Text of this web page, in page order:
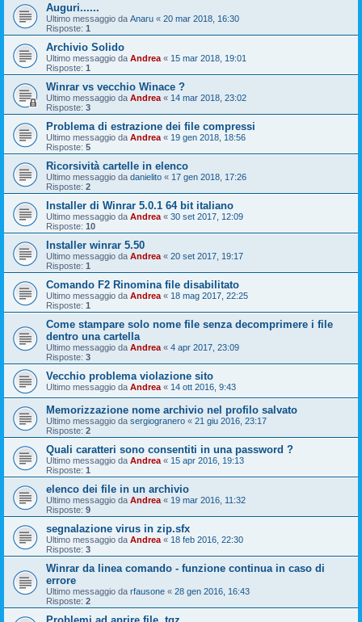
Auguri......
Ultimo messaggio da Anaru « 20 mar 2018, 16:30
Risposte: 1
Archivio Solido
Ultimo messaggio da Andrea « 15 mar 2018, 19:01
Risposte: 1
Winrar vs vecchio Winace ?
Ultimo messaggio da Andrea « 14 mar 2018, 23:02
Risposte: 3
Problema di estrazione dei file compressi
Ultimo messaggio da Andrea « 19 gen 2018, 18:56
Risposte: 5
Ricorsività cartelle in elenco
Ultimo messaggio da danielito « 17 gen 2018, 17:26
Risposte: 2
Installer di Winrar 5.0.1 64 bit italiano
Ultimo messaggio da Andrea « 30 set 2017, 12:09
Risposte: 10
Installer winrar 5.50
Ultimo messaggio da Andrea « 20 set 2017, 19:17
Risposte: 1
Comando F2 Rinomina file disabilitato
Ultimo messaggio da Andrea « 18 mag 2017, 22:25
Risposte: 1
Come stampare solo nome file senza decomprimere i file
dentro una cartella
Ultimo messaggio da Andrea « 4 apr 2017, 23:09
Risposte: 3
Vecchio problema violazione sito
Ultimo messaggio da Andrea « 14 ott 2016, 9:43
Memorizzazione nome archivio nel profilo salvato
Ultimo messaggio da sergiogranero « 21 giu 2016, 23:17
Risposte: 2
Quali caratteri sono consentiti in una password ?
Ultimo messaggio da Andrea « 15 apr 2016, 19:13
Risposte: 1
elenco dei file in un archivio
Ultimo messaggio da Andrea « 19 mar 2016, 11:32
Risposte: 9
segnalazione virus in zip.sfx
Ultimo messaggio da Andrea « 18 feb 2016, 22:30
Risposte: 3
Winrar da linea comando - funzione continua in caso di
errore
Ultimo messaggio da rfausone « 28 gen 2016, 16:43
Risposte: 2